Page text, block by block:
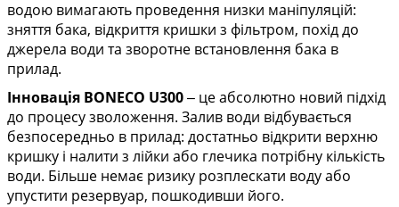
водою вимагають проведення низки маніпуляцій:
зняття бака, відкриття кришки з фільтром, похід до
джерела води та зворотне встановлення бака в
прилад.
Інновація BONECO U300‒ це абсолютно новий підхід
до процесу зволоження. Залив води відбувається
безпосередньо в прилад: достатньо відкрити верхню
кришку і налити з лійки або глечика потрібну кількість
води. Більше немає ризику розплескати воду або
упустити резервуар, пошкодивши його.